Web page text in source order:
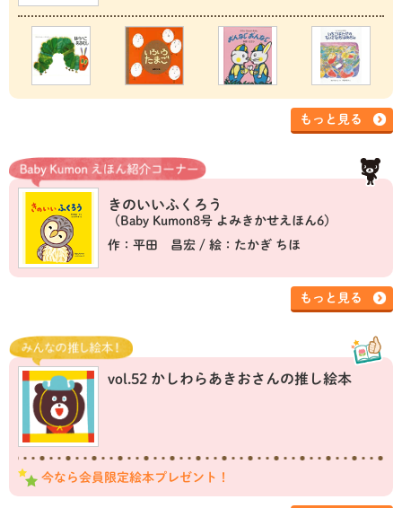
もっと見る
きのいいふくろう
（Baby Kumon8号 よみきかせえほん6）
作：平田 昌宏 / 絵：たかぎ ちほ
もっと見る
vol.52 かしわらあきおさんの推し絵本
今なら会員限定絵本プレゼント！